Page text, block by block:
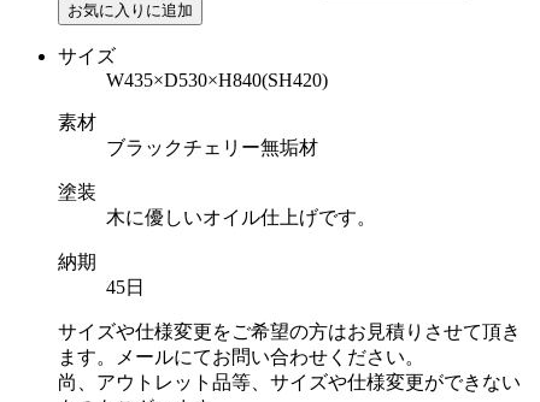
サイズ
W435×D530×H840(SH420)
素材
ブラックチェリー無垢材
塗装
木に優しいオイル仕上げです。
納期
45日
サイズや仕様変更をご希望の方はお見積りさせて頂き
ます。メールにてお問い合わせください。
尚、アウトレット品等、サイズや仕様変更ができない